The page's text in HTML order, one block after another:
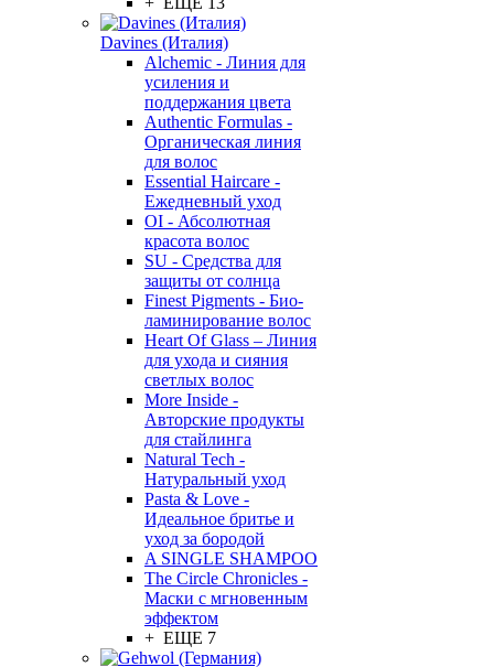
Davines (Италия)
Alchemic - Линия для
усиления и
поддержания цвета
Authentic Formulas -
Органическая линия
для волос
Essential Haircare -
Eжедневный уход
OI - Абсолютная
красота волос
SU - Средства для
защиты от солнца
Finest Pigments - Био-
ламинирование волос
Heart Of Glass – Линия
для ухода и сияния
светлых волос
More Inside -
Авторские продукты
для стайлинга
Natural Tech -
Натуральный уход
Pasta & Love -
Идеальное бритье и
уход за бородой
A SINGLE SHAMPOO
The Circle Chronicles -
Маски с мгновенным
эффектом
+ ЕЩЕ 7